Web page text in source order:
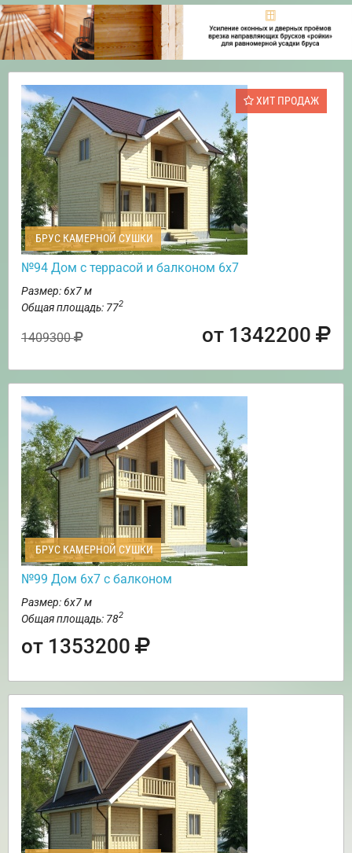
ХИТ ПРОДАЖ
БРУС КАМЕРНОЙ СУШКИ
№94 Дом с террасой и балконом 6х7
Размер: 6х7 м
Общая площадь: 772
1409300 от 1342200
БРУС КАМЕРНОЙ СУШКИ
№99 Дом 6х7 с балконом
Размер: 6х7 м
Общая площадь: 782
от 1353200